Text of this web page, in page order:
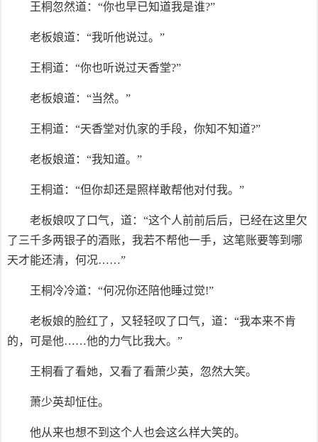
王桐忽然道：“你也早已知道我是谁?”
老板娘道：“我听他说过。”
王桐道：“你也听说过天香堂?”
老板娘道：“当然。”
王桐道：“天香堂对仇家的手段，你知不知道?”
老板娘道：“我知道。”
王桐道：“但你却还是照样敢帮他对付我。”
老板娘叹了口气，道：“这个人前前后后，已经在这里欠
了三千多两银子的酒账，我若不帮他一手，这笔账要等到哪
天才能还清，何况……”
王桐冷冷道：“何况你还陪他睡过觉!”
老板娘的脸红了，又轻轻叹了口气，道：“我本来不肯
的，可是他……他的力气比我大。”
王桐看了看她，又看了看萧少英，忽然大笑。
萧少英却怔住。
他从来也想不到这个人也会这么样大笑的。